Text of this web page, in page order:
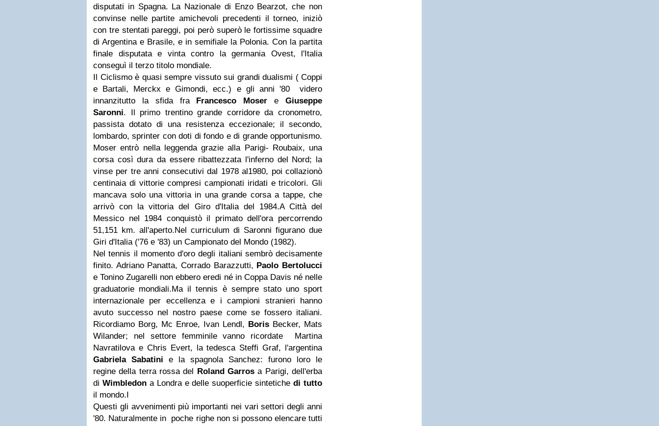
disputati in Spagna. La Nazionale di Enzo Bearzot, che non
convinse nelle partite amichevoli precedenti il torneo, iniziò
con tre stentati pareggi, poi però superò le fortissime squadre
di Argentina e Brasile, e in semifiale la Polonia. Con la partita
finale disputata e vinta contro la germania Ovest, l'Italia
conseguì il terzo titolo mondiale.
Il Ciclismo è quasi sempre vissuto sui grandi dualismi ( Coppi
e Bartali, Merckx e Gimondi, ecc.) e gli anni '80 videro
innanzitutto la sfida fra Francesco Moser eGiuseppe
Saronni. Il primo trentino grande corridore da cronometro,
passista dotato di una resistenza eccezionale; il secondo,
lombardo, sprinter con doti di fondo e di grande opportunismo.
Moser entrò nella leggenda grazie alla Parigi- Roubaix, una
corsa così dura da essere ribattezzata l'inferno del Nord; la
vinse per tre anni consecutivi dal 1978 al1980, poi collazionò
centinaia di vittorie compresi campionati iridati e tricolori. Gli
mancava solo una vittoria in una grande corsa a tappe, che
arrivò con la vittoria del Giro d'Italia del 1984.A Città del
Messico nel 1984 conquistò il primato dell'ora percorrendo
51,151 km. all'aperto.Nel curriculum di Saronni figurano due
Giri d'Italia ('76 e '83) un Campionato del Mondo (1982).
Nel tennis il momento d'oro degli italiani sembrò decisamente
finito. Adriano Panatta, Corrado Barazzutti, Paolo Bertolucci
e Tonino Zugarelli non ebbero eredi né in Coppa Davis né nelle
graduatorie mondiali.Ma il tennis è sempre stato uno sport
internazionale per eccellenza e i campioni stranieri hanno
avuto successo nel nostro paese come se fossero italiani.
Ricordiamo Borg, Mc Enroe, Ivan Lendl, Boris Becker, Mats
Wilander; nel settore femminile vanno ricordate Martina
Navratilova e Chris Evert, la tedesca Steffi Graf, l'argentina
Gabriela Sabatini e la spagnola Sanchez: furono loro le
regine della terra rossa del Roland Garros a Parigi, dell'erba
di Wimbledona Londra e delle suoperficie sintetichedi tutto
il mondo.I
Questi gli avvenimenti più importanti nei vari settori degli anni
'80. Naturalmente in poche righe non si possono elencare tutti